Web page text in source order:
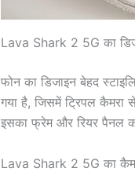
Lava Shark 2 5G का
फोन का डिजाइन बेहद
गया है, जिसमें ट्रिपल कैमरा
इसका फ्रेम और रियर पैनल
Lava Shark 2 5G का